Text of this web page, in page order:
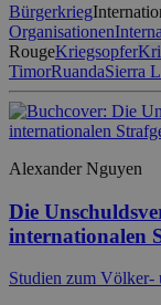
Bürgerkrieg
Organisationen
RougeKriegsopfer
TimorRuandaSierra
Alexander Nguyen
Die
internationalen
Studien zum Völker-